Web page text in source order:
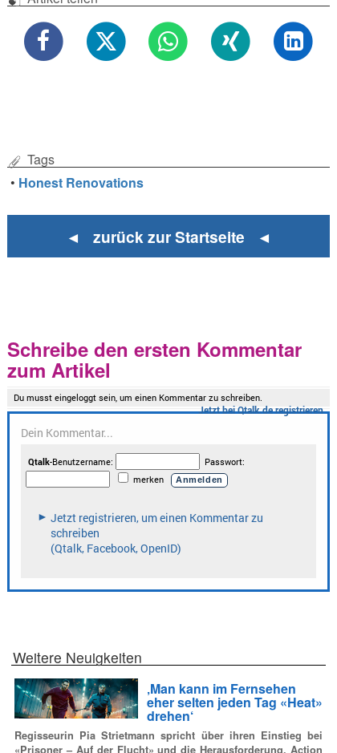
Tags
• Honest Renovations
◄ zurück zur Startseite ◄
Schreibe den ersten Kommentar
zum Artikel
Weitere Neuigkeiten
‚Man kann im Fernsehen
eher selten jeden Tag «Heat»
drehen‘
Regisseurin Pia Strietmann spricht über ihren Einstieg bei
«Prisoner – Auf der Flucht» und die Herausforderung, Action